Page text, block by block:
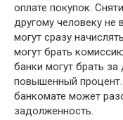
оплате покупок.
другому человеку не
могут сразу
могут брать
банки могут брать
повышенный
банкомате может
задолженность.